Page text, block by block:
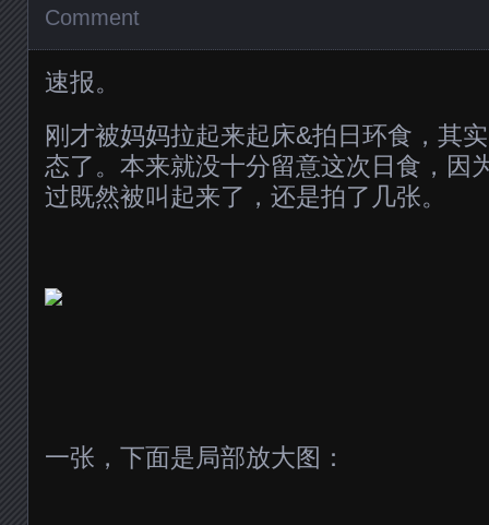
Comment
速报。
刚才被妈妈拉起来起床&拍日环食，其
态了。本来就没十分留意这次日食，因
过既然被叫起来了，还是拍了几张。
一张，下面是局部放大图：